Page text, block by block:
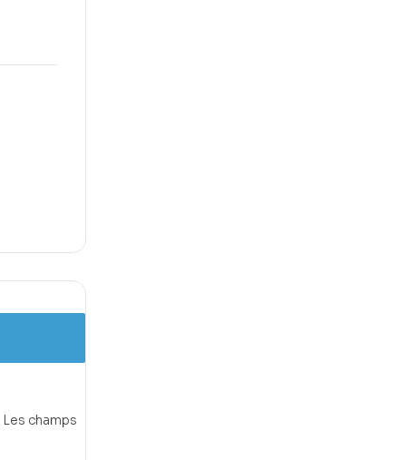
Les champs